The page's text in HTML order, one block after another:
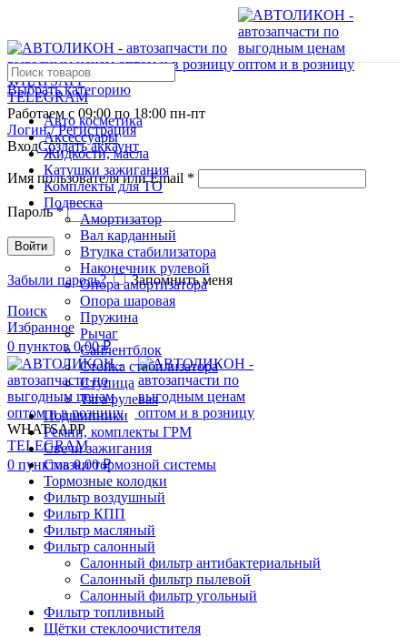
WHATSAPP
TELEGRAM
Работаем с 09:00 по 18:00 пн-пт
Логин / Регистрация
ВходСоздать аккаунт
Имя пользователя или Email *
Пароль*
Войти
Забыли пароль?
Запомнить меня
Поиск
Избранное
0 пунктов 0,00₽
WHATSAPP
TELEGRAM
0 пунктов 0,00₽
Выбрать категорию
Авто косметика
Аксессуары
Жидкости, масла
Катушки зажигания
Комплекты для ТО
Подвеска
Амортизатор
Вал карданный
Втулка стабилизатора
Наконечник рулевой
Опора амортизатора
Опора шаровая
Пружина
Рычаг
Сайлентблок
Стойка стабилизатора
Ступица
Тяга рулевая
Подшипники
Ремни, комплекты ГРМ
Свечи зажигания
Смазки тормозной системы
Тормозные колодки
Фильтр воздушный
Фильтр КПП
Фильтр масляный
Фильтр салонный
Салонный фильтр антибактериальный
Салонный фильтр пылевой
Салонный фильтр угольный
Фильтр топливный
Щётки стеклоочистителя